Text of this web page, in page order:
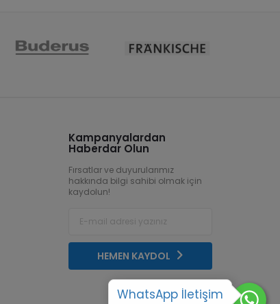
WhatsApp İletişim
Kampanyalardan
Haberdar Olun
Fırsatlar ve duyurularımız
hakkında bilgi sahibi olmak için
kaydolun!
HEMEN KAYDOL